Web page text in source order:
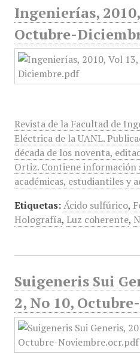
Ingenierías,
Octubre-
Revista de la Facultad de
Eléctrica de la UANL.
década de los noventa,
Ortiz. Contiene información
académicas, estudiantiles y
Etiquetas: Ácido sulfúrico,
Holografía, Luz coherente,
Suigeneris Sui
2, No 10,